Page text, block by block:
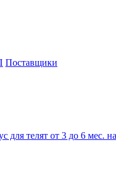
Поставщики
телят от 3 до 6 мес.